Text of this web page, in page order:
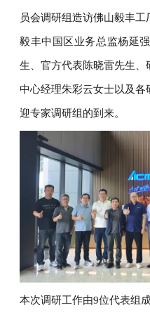
员会调研组造访佛山毅丰工
毅丰中国区业务总监杨延强
生、官方代表陈晓雷先生
中心经理朱彩云女士以及
迎专家调研组的到来。
本次调研工作由9位代表组